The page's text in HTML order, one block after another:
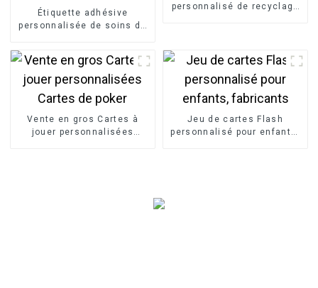
Étiquette adhésive
personnalisée de soins de
personnalisé de recyclage
Vente en gros Cartes à
jouer personnalisées
Jeu de cartes Flash
personnalisé pour enfants,